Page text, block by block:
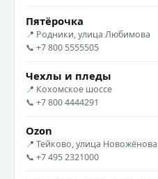
Пятёрочка
📍 Родники, улица Любимова
📞 +7 800 5555505
Чехлы и пледы
📍 Кохомское шоссе
📞 +7 800 4444291
Ozon
📍 Тейково, улица Новожёнова
📞 +7 495 2321000